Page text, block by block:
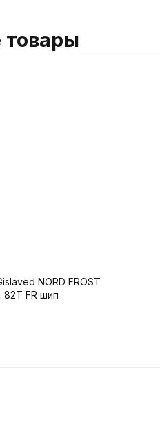
товары
NORD FROST
82T FR шип